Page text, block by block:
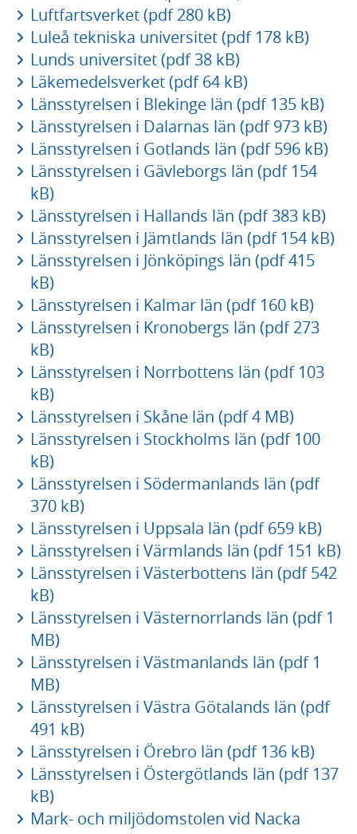
Luftfartsverket (pdf 280 kB)
Luleå tekniska universitet (pdf 178 kB)
Lunds universitet (pdf 38 kB)
Läkemedelsverket (pdf 64 kB)
Länsstyrelsen i Blekinge län (pdf 135 kB)
Länsstyrelsen i Dalarnas län (pdf 973 kB)
Länsstyrelsen i Gotlands län (pdf 596 kB)
Länsstyrelsen i Gävleborgs län (pdf 154
kB)
Länsstyrelsen i Hallands län (pdf 383 kB)
Länsstyrelsen i Jämtlands län (pdf 154 kB)
Länsstyrelsen i Jönköpings län (pdf 415
kB)
Länsstyrelsen i Kalmar län (pdf 160 kB)
Länsstyrelsen i Kronobergs län (pdf 273
kB)
Länsstyrelsen i Norrbottens län (pdf 103
kB)
Länsstyrelsen i Skåne län (pdf 4 MB)
Länsstyrelsen i Stockholms län (pdf 100
kB)
Länsstyrelsen i Södermanlands län (pdf
370 kB)
Länsstyrelsen i Uppsala län (pdf 659 kB)
Länsstyrelsen i Värmlands län (pdf 151 kB)
Länsstyrelsen i Västerbottens län (pdf 542
kB)
Länsstyrelsen i Västernorrlands län (pdf 1
MB)
Länsstyrelsen i Västmanlands län (pdf 1
MB)
Länsstyrelsen i Västra Götalands län (pdf
491 kB)
Länsstyrelsen i Örebro län (pdf 136 kB)
Länsstyrelsen i Östergötlands län (pdf 137
kB)
Mark- och miljödomstolen vid Nacka